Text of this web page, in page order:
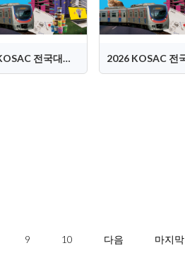
2026 KOSAC 전국대회 은상 (Dam:Dam 담담즈)
9 10 다음 마지막